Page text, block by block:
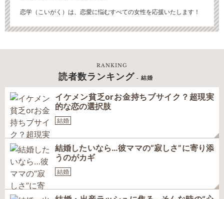
恋学（こいがく）は、恋愛に悩むすべての女性を応援いたします！
RANKING
読者数ランキング - 結婚
イケメン貧乏orお金持ちブサイク？超現実
的な恋の選択肢
結婚
結婚したいなら…彼ママの“寂しさ”に寄り添
うのがカギ
結婚